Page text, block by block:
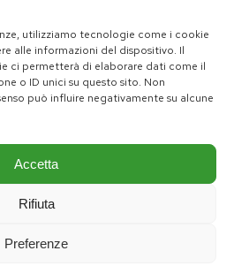
utilizziamo tecnologie come i cookie
alle informazioni del dispositivo. Il
ci permetterà di elaborare dati come il
o ID unici su questo sito. Non
può influire negativamente su alcune
Accetta
Rifiuta
Preferenze
PD Lombardia
Pagina Youtube Gruppo PD Lombardia